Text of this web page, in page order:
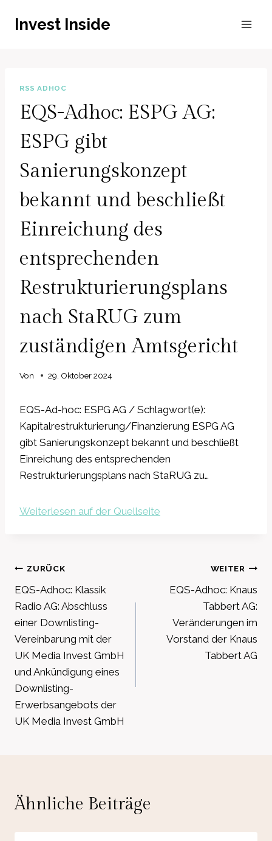
InhaltInvest Inside
RSS ADHOC
EQS-Adhoc: ESPG AG:
ESPG gibt
Sanierungskonzept
bekannt und beschließt
Einreichung des
entsprechenden
Restrukturierungsplans
nach StaRUG zum
zuständigen Amtsgericht
Von 29. Oktober 2024
EQS-Ad-hoc: ESPG AG / Schlagwort(e):
Kapitalrestrukturierung/Finanzierung ESPG AG
gibt Sanierungskonzept bekannt und beschließt
Einreichung des entsprechenden
Restrukturierungsplans nach StaRUG zu…
Weiterlesen auf der Quellseite
Beitragsnavigation
ZURÜCK
EQS-Adhoc: Klassik
Radio AG: Abschluss
einer Downlisting-
Vereinbarung mit der
UK Media Invest GmbH
und Ankündigung eines
Downlisting-
Erwerbsangebots der
UK Media Invest GmbH
WEITER
EQS-Adhoc: Knaus
Tabbert AG:
Veränderungen im
Vorstand der Knaus
Tabbert AG
Ähnliche Beiträge